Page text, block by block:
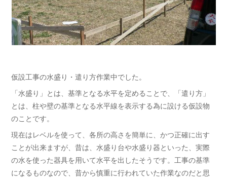
仮設工事の水盛り・遣り方作業中でした。
「水盛り」とは、基準となる水平を定めることで、「遣り方」
とは、柱や壁の基準となる水平線を表示する為に設ける仮設物
のことです。
現在はレベルを使って、各所の高さを簡単に、かつ正確に出す
ことが出来ますが、昔は、水盛り台や水盛り器といった、実際
の水を使った器具を用いて水平を出したそうです。工事の基準
になるものなので、昔から慎重に行われていた作業なのだと思